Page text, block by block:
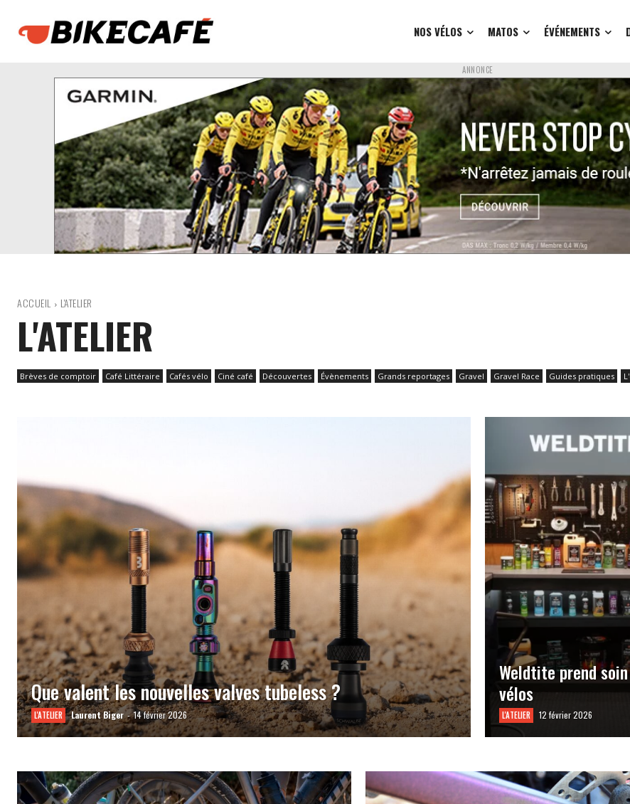
NOS VÉLOS MATOS ÉVÉNEMENTS
ANNONCE
ACCUEIL L'ATELIER
L'ATELIER
Brèves de comptoir Café Littéraire Cafés vélo Ciné café Découvertes Évènements Grands reportages Gravel Gravel Race Guides pratiques
Que valent les nouvelles valves tubeless ?
L'ATELIER Laurent Biger - 14 février 2026
Weldtite prend
vélos
L'ATELIER 12 février 2026